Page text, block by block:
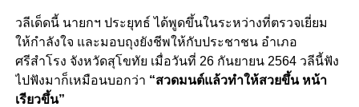
วลีเด็ดนี้ นายกฯ ประยุทธ์ ได้พูดขึ้นในระหว่างที่ตรวจเยี่ยม
ให้กำลังใจ และมอบถุงยังชีพให้กับประชาชน อำเภอ
ศรีสำโรง จังหวัดสุโขทัย เมื่อวันที่ 26 กันยายน 2564 วลีนี้ฟัง
ไปฟังมาก็เหมือนบอกว่า “สวดมนต์แล้วทำให้สวยขึ้น หน้า
เรียวขึ้น”